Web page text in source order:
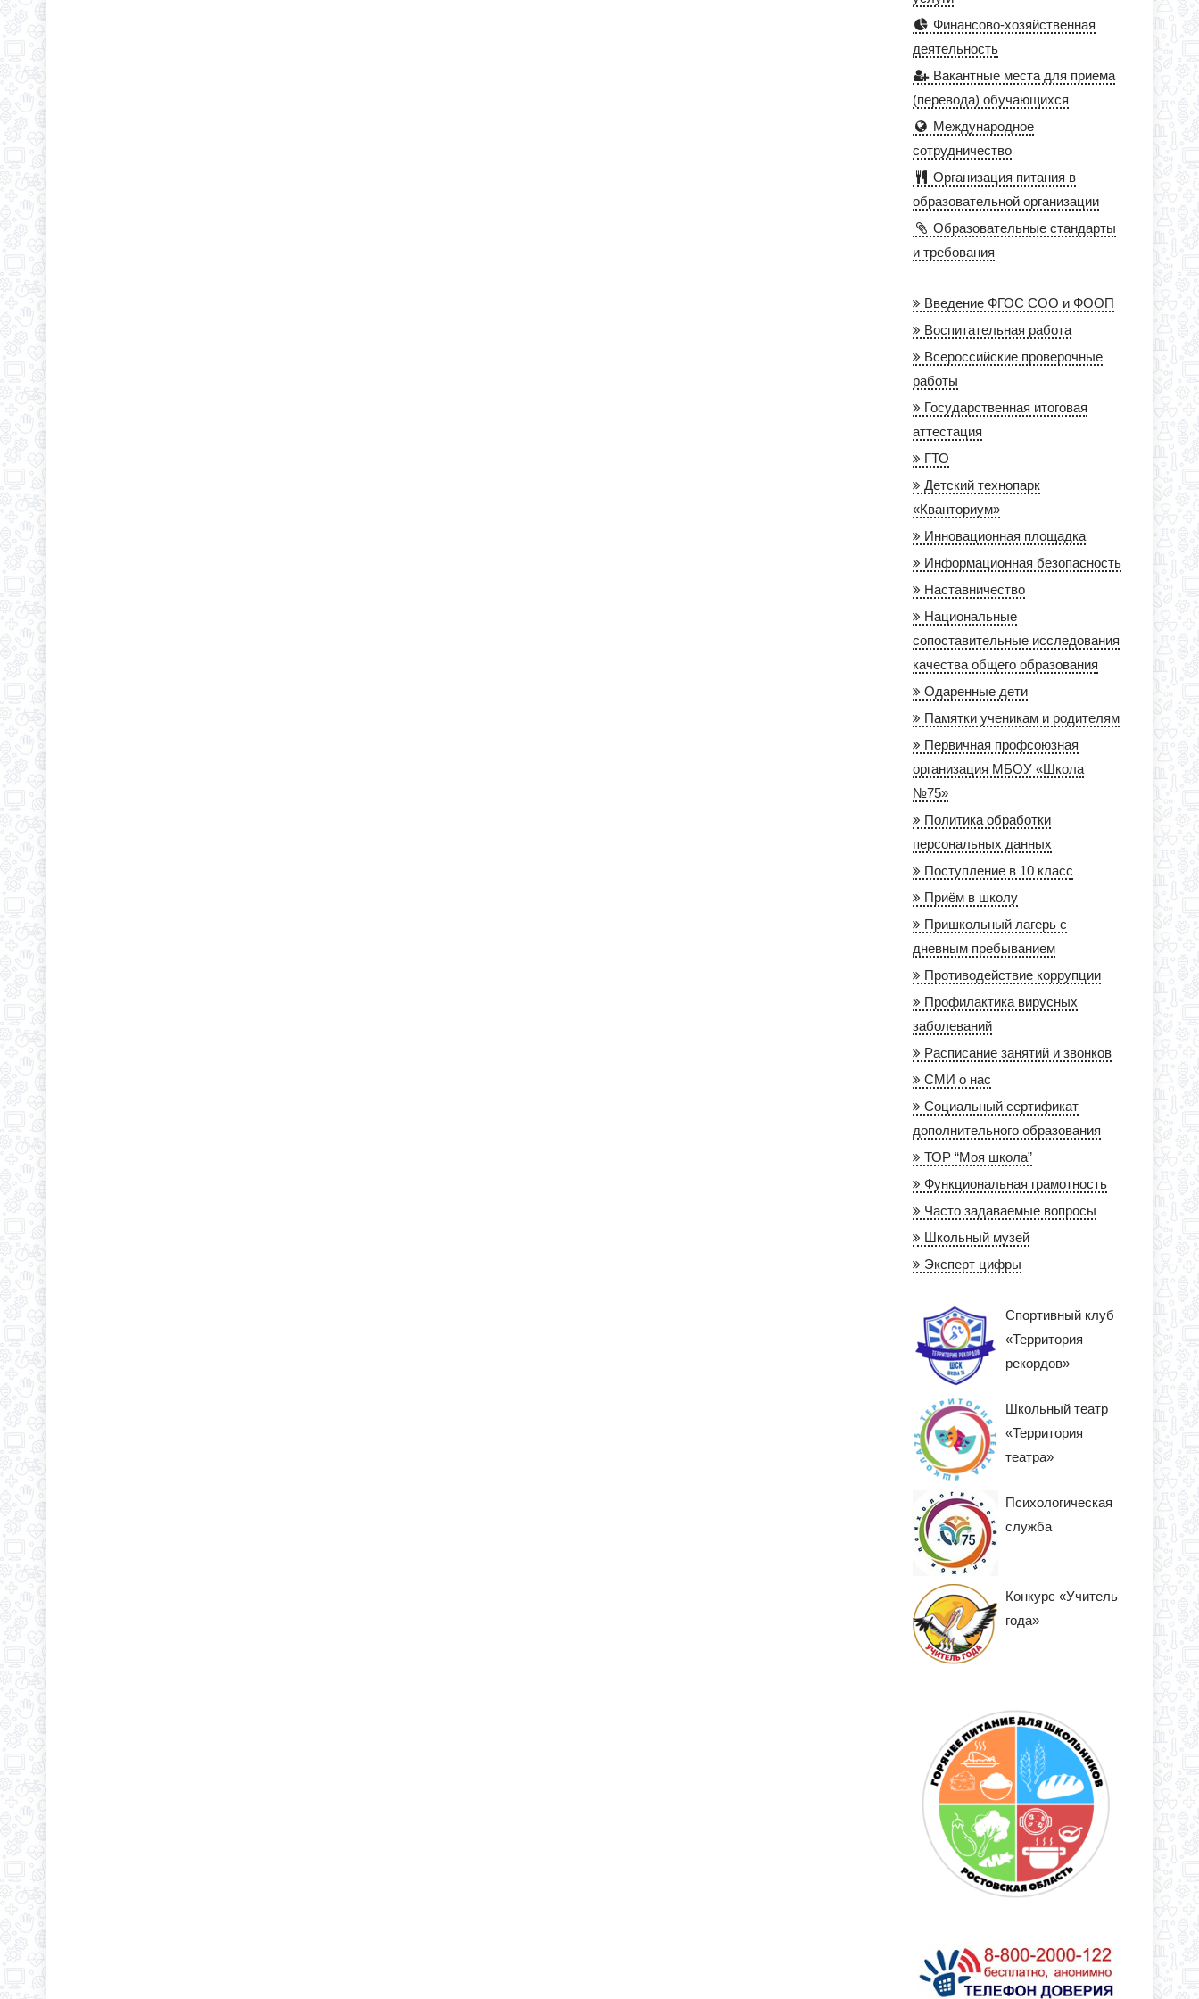
Финансово-хозяйственная
деятельность
Вакантные места для приема
(перевода) обучающихся
Международное
сотрудничество
Организация питания в
образовательной организации
Образовательные стандарты
и требования
Введение ФГОС СОО и ФООП
Воспитательная работа
Всероссийские проверочные
работы
Государственная итоговая
аттестация
ГТО
Детский технопарк
«Кванториум»
Инновационная площадка
Информационная безопасность
Наставничество
Национальные
сопоставительные исследования
качества общего образования
Одаренные дети
Памятки ученикам и родителям
Первичная профсоюзная
организация МБОУ «Школа
№75»
Политика обработки
персональных данных
Поступление в 10 класс
Приём в школу
Пришкольный лагерь с
дневным пребыванием
Противодействие коррупции
Профилактика вирусных
заболеваний
Расписание занятий и звонков
СМИ о нас
Социальный сертификат
дополнительного образования
ТОР “Моя школа”
Функциональная грамотность
Часто задаваемые вопросы
Школьный музей
Эксперт цифры
Спортивный клуб
«Территория
рекордов»
Школьный театр
«Территория
театра»
Психологическая
служба
Конкурс «Учитель
года»